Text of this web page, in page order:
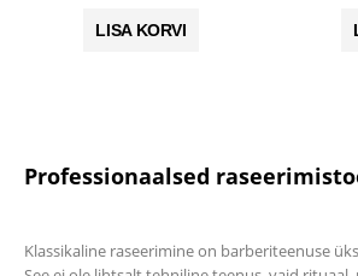
oli:
LISA KORVI
Professionaalsed
Klassikaline raseerimine on barberiteenuse